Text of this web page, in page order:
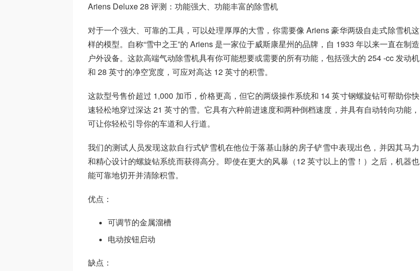
Ariens Deluxe 28 评测：功能强大、功能丰富的除雪机
对于一个强大、可靠的工具，可以处理厚厚的大雪，你需要像 Ariens 豪华两级自走式除雪机这
样的模型。自称“雪中之王”的 Ariens 是一家位于威斯康星州的品牌，自 1933 年以来一直在制造
户外设备。这款高端气动除雪机具有你可能想要或需要的所有功能，包括强大的 254 -cc 发动机
和 28 英寸的净空宽度，可应对高达 12 英寸的积雪。
这款型号售价超过 1,000 加币，价格更高，但它的两级操作系统和 14 英寸钢螺旋钻可帮助你快
速轻松地穿过深达 21 英寸的雪。它具有六种前进速度和两种倒档速度，并具有自动转向功能，
可让你轻松引导你的车道和人行道。
我们的测试人员发现这款自行式铲雪机在他位于落基山脉的房子铲雪中表现出色，并因其马力
和精心设计的螺旋钻系统而获得高分。即使在更大的风暴（12 英寸以上的雪！）之后，机器也
能可靠地切开并清除积雪。
优点：
可调节的金属溜槽
电动按钮启动
缺点：